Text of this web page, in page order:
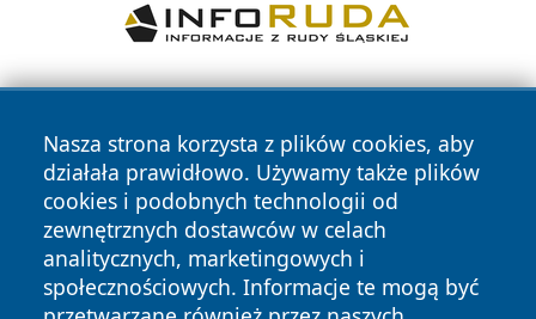
Nasza strona korzysta z plików cookies, aby
działała prawidłowo. Używamy także plików
cookies i podobnych technologii od
zewnętrznych dostawców w celach
analitycznych, marketingowych i
społecznościowych. Informacje te mogą być
Copyright © 2026 ostrolecki24.pl Wszystkie prawa
zastrzeżone.